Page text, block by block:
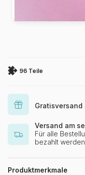
96 Teile
Gratisversand
Versand am
Für alle
bezahlt werden
Produktmerkmale